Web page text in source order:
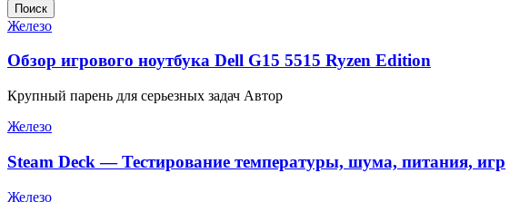
Поиск
Железо
Обзор игрового ноутбука Dell G15 5515 Ryzen Edition
Крупный парень для серьезных задач Автор
Железо
Steam Deck — Тестирование температуры, шума, питания, игр
Железо